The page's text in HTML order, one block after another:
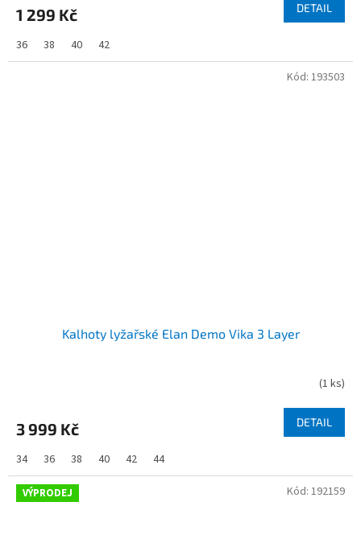
1 299 Kč DETAIL
36 38 40 42
Kalhoty lyžařské Elan Demo Vika 3 Layer
(1 ks)
3 999 Kč DETAIL
34 36 38 40 42 44
Kód: 193503
VÝPRODEJ Kód: 192159